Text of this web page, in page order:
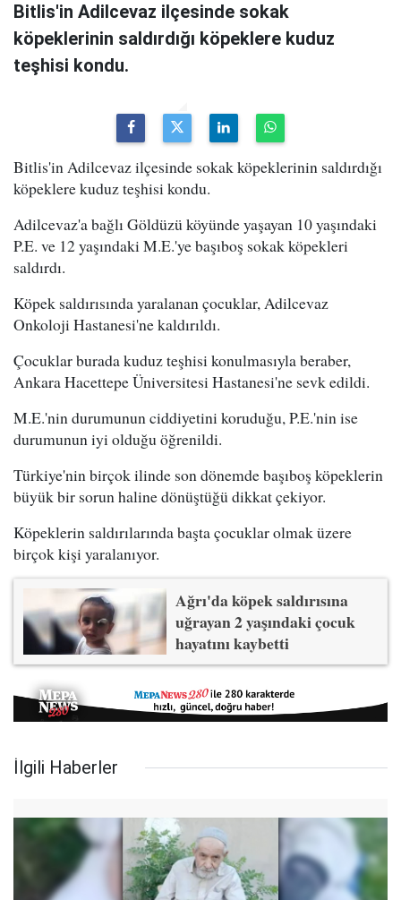
Bitlis'in Adilcevaz ilçesinde sokak
köpeklerinin saldırdığı köpeklere kuduz
teşhisi kondu.
Bitlis'in Adilcevaz ilçesinde sokak köpeklerinin saldırdığı
köpeklere kuduz teşhisi kondu.
Adilcevaz'a bağlı Göldüzü köyünde yaşayan 10 yaşındaki
P.E. ve 12 yaşındaki M.E.'ye başıboş sokak köpekleri
saldırdı.
Köpek saldırısında yaralanan çocuklar, Adilcevaz
Onkoloji Hastanesi'ne kaldırıldı.
Çocuklar burada kuduz teşhisi konulmasıyla beraber,
Ankara Hacettepe Üniversitesi Hastanesi'ne sevk edildi.
M.E.'nin durumunun ciddiyetini koruduğu, P.E.'nin ise
durumunun iyi olduğu öğrenildi.
Türkiye'nin birçok ilinde son dönemde başıboş köpeklerin
büyük bir sorun haline dönüştüğü dikkat çekiyor.
Köpeklerin saldırılarında başta çocuklar olmak üzere
birçok kişi yaralanıyor.
Ağrı'da köpek saldırısına
uğrayan 2 yaşındaki çocuk
hayatını kaybetti
İlgili Haberler